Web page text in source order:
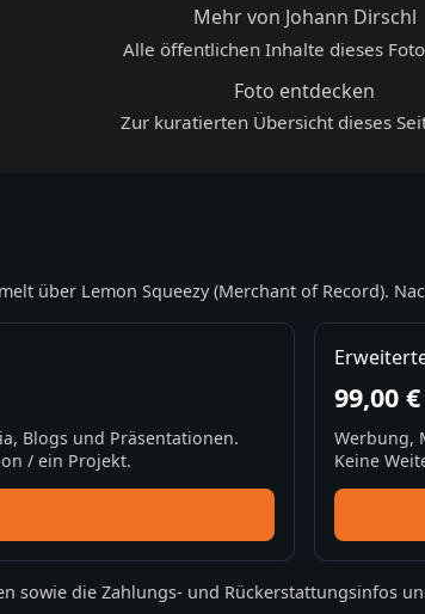
Mehr von Johann Dirschl
Alle öffentlichen Inhalte dieses
Foto entdecken
Zur kuratierten Übersicht dieses
über Lemon Squeezy (Merchant of Record).
Blogs und Präsentationen.
/ ein Projekt.
99,00 €
Werbung,
Keine
sowie die Zahlungs- und Rückerstattungsinfos